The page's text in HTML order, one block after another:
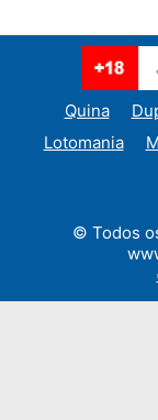
Quina
Lotomania
© Todos